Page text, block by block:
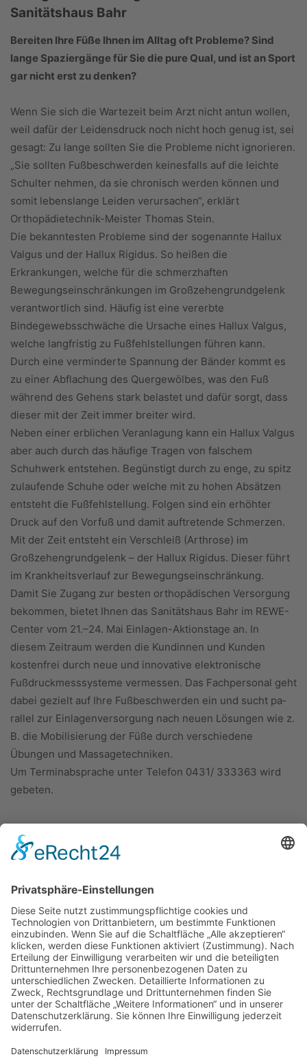
Sanitätshaus Bahr
Bereiten Ihre Füße Ihnen im Alltag oft Probleme? Sind
lange Spaziergänge für Sie die pure Qual, und ist an Sport
gar nicht erst zu denken?
Wenn Sie sich die Wartezeit beim Arzt nicht antun wollen,
weil dafür der Leidensdruck noch nicht hoch genug ist, sei
gesagt: Zu lange sollten Sie die Probleme nicht ignorieren.
„Sie sollten Fußbeschwerden keinesfalls auf die leichte
Schulter nehmen, da sie chronisch werden können und
somit lebenslange Leiden verursachen“, erklärt
Orthopädietechnik-Meister Thomas Stein.
Die bekanntesten Probleme sind der sogenannte Hallux
Valgus und der Hallux Rigidus. So heißen die
Erkrankungen, welche für die schmerzhaften
Bewegungseinschränkungen im Großzehengrundgelenk
verantwortlich sind. Häufig ist eine vererbte
Bindegewebsschwäche die Ursache eines Hallux Valgus,
welche langfristig zu Fußfehlstellungen führen kann.
Durch eine verminderte Spannung der Bänder kommt es
zu einer Abflachung des Quergewölbes, was den Fuß
während des Gehens stark belastet und dafür sorgt, dass
dieser mit der Zeit immer breiter wird.
Neben einer erblichen Veranlagung kann ein Hallux Valgus
aber auch durch das häufige Tragen von fal­schem
Schuhwerk entstehen. Begünstigt durch zu enge, zu spitz
zulaufende Schuhe oder welche mit zu hohen Absätzen
entsteht die Fußfehlstellung. Folgen sind ein erhöhter
Druck auf den Vorfuß und damit auftretende Schmerzen.
Mit der Zeit entsteht ein Verschleiß (Arthrose) im
Großzehengrundgelenk – der Hallux Rigidus. Dieser führt
im Krankheitsverlauf zur Bewegungseinschränkung.
Damit Sie Zugang zur besten orthopädischen Versorgung
bekommen, bietet Ihnen das Sanitätshaus Bahr im REWE-
Center vom 21.–24. Mai Einlagen-Aktionstage an. In
diesem Zeitraum werden die Kundinnen und Kunden
kostenfrei durch neue und innovative elektronische
Fußdruckmesssysteme vermessen. Das Fachpersonal geht
dabei gezielt auf Ihre Fußbeschwerden ein und sucht pa­
rallel zur Einlagenversorgung nach neuen Lösungen wie z.
B. die Mobilisierung der Füße durch verschiedene
Übungen und Massagetechniken.
Um Terminabsprache unter Telefon 0431/ 333363 wird
gebeten.
ÜBER UNS
KIEL LOKAL
Carsten Frahm Verlag, Inhaber Carsten Frahm
24113 Kiel